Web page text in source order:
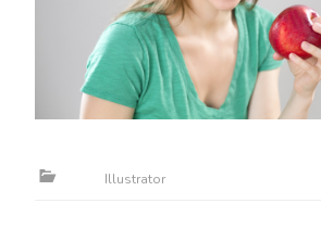
Illustrator